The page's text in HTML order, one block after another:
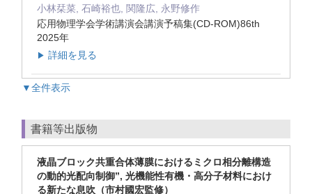
小林栞菜, 石崎裕也, 関隆広, 永野修作
応用物理学会学術講演会講演予稿集(CD-ROM)86th
2025年
▶ 詳細を見る
▼全件表示
書籍等出版物
液晶ブロック共重合体薄膜におけるミクロ相分離構造
の動的光配向制御”, 光機能性有機・高分子材料におけ
る新たな息吹（市村國宏監修）